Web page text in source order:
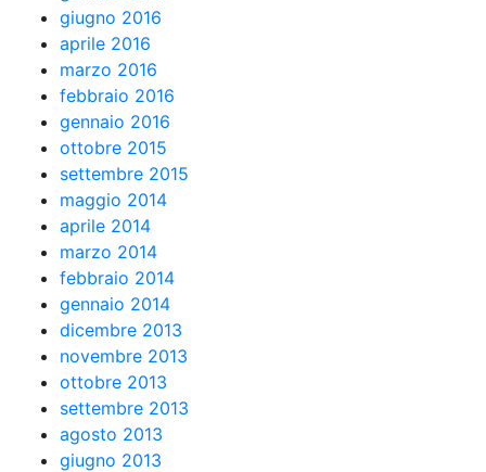
giugno 2016
aprile 2016
marzo 2016
febbraio 2016
gennaio 2016
ottobre 2015
settembre 2015
maggio 2014
aprile 2014
marzo 2014
febbraio 2014
gennaio 2014
dicembre 2013
novembre 2013
ottobre 2013
settembre 2013
agosto 2013
giugno 2013